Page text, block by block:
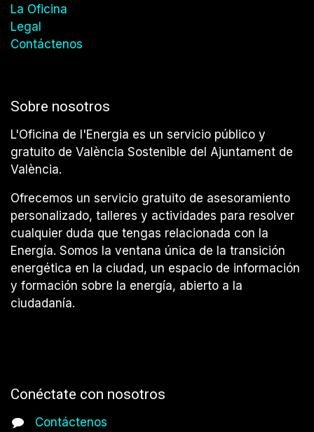
La Oficina
Legal
Contáctenos
Sobre nosotros
L'Oficina de l'Energia es un servicio público y
gratuito de València Sostenible del Ajuntament de
València.
Ofrecemos un servicio gratuito de asesoramiento
personalizado, talleres y actividades para resolver
cualquier duda que tengas relacionada con la
Energía. Somos la ventana única de la transición
energética en la ciudad, un espacio de información
y formación sobre la energía, abierto a la
ciudadanía.
Conéctate con nosotros
Contáctenos